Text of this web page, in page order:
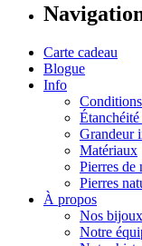
Carte cadeau
Blogue
Info
Grandeur
Matériaux
Pierres de
Pierres
À propos
Nos bijoux
Notre